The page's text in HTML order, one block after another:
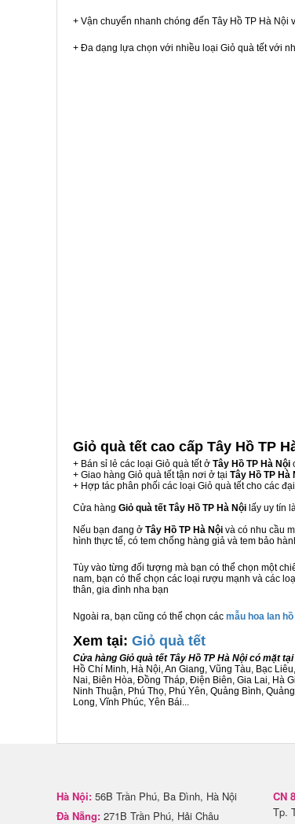
+ Vận chuyển nhanh chóng đến Tây Hồ TP Hà Nội
+ Đa dạng lựa chọn với nhiều loại Giỏ quà tết với
Giỏ quà tết cao cấp Tây Hồ TP
+ Bán sỉ lẻ các loại Giỏ quà tết ở Tây Hồ TP Hà Nội
+ Giao hàng Giỏ quà tết tận nơi ở tại Tây Hồ TP Hà
+ Hợp tác phân phối các loại Giỏ quà tết cho các
Cửa hàng Giỏ quà tết Tây Hồ TP Hà Nội lấy uy tín
Nếu bạn đang ở Tây Hồ TP Hà Nội và có nhu cầu
hình thực tế, có tem chống hàng giả và tem bảo
Tùy vào từng đối tượng mà bạn có thể chọn một
nam, bạn có thể chọn các loại rượu mạnh và các
thân, gia đình nha bạn
Ngoài ra, bạn cũng có thể chọn các mẫu hoa lan
Xem tại: Giỏ quà tết
Cửa hàng Giỏ quà tết Tây Hồ TP Hà Nội có mặt
Hồ Chí Minh, Hà Nội, An Giang, Vũng Tàu, Bạc
Nai, Biên Hòa, Đồng Tháp, Điện Biên, Gia Lai, Hà
Ninh Thuận, Phú Thọ, Phú Yên, Quảng Bình,
Long, Vĩnh Phúc, Yên Bái...
Hà Nội: 56B Trần Phú, Ba Đình, Hà Nội
Đà Nẵng: 271B Trần Phú, Hải Châu
CN 8
Tp.